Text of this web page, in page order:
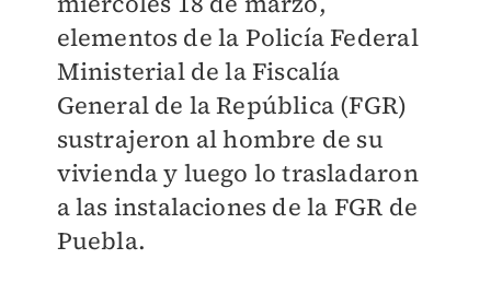
elementos de la Policía Federal
Ministerial de la Fiscalía
General de la República (FGR)
sustrajeron al hombre de su
vivienda y luego lo trasladaron
a las instalaciones de la FGR de
Puebla.